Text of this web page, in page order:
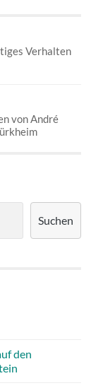
Verhalten
von André
Suchen
den